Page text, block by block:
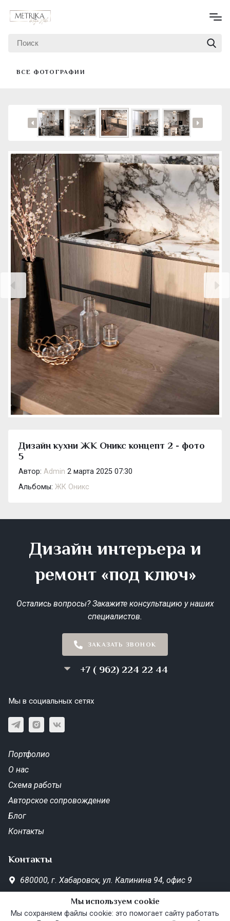
ВСЕ ФОТОГРАФИИ
Дизайн кухни ЖК Оникс концепт 2 - фото
5
Автор: Admin 2 марта 2025 07:30
Альбомы: ЖК Оникс
Дизайн интерьера и
ремонт «под ключ»
Остались вопросы? Закажите консультацию у наших
специалистов.
ЗАКАЗАТЬ ЗВОНОК
+7 ( 962) 224 22 44
Мы в социальных сетях
Портфолио
О нас
Схема работы
Авторское сопровождение
Блог
Контакты
Контакты
680000, г. Хабаровск, ул. Калинина 94, офис 9
Пн—Пт 10:00–19:00
Мы используем cookie
Мы сохраняем файлы cookie: это помогает сайту работать